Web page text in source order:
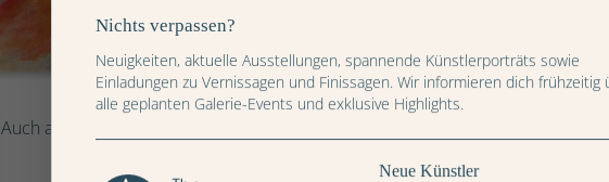
Auch als Jahreskalender erhältlich.
Preis: CHF
Nichts verpassen?
Neuigkeiten, aktuelle Ausstellungen, spannende Künstlerporträts sowie
Einladungen zu Vernissagen und Finissagen. Wir informieren dich frühzeitig
alle geplanten Galerie-Events und exklusive Highlights.
Neue Künstler